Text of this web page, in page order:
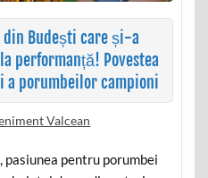
din Budești care și-a
performanță! Povestea
a porumbeilor campioni
Valcean
pasiunea pentru porumbei